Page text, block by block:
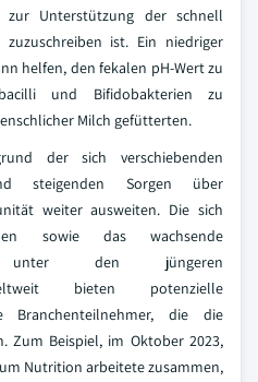
zur Unterstützung der schnell
ist. Ein niedriger
helfen, den fekalen pH-Wert zu
und Bifidobakterien zu
Milch gefütterten.
der sich verschiebenden
steigenden Sorgen über
weiter ausweiten. Die sich
sowie das wachsende
unter den jüngeren
bieten potenzielle
Branchenteilnehmer, die die
Zum Beispiel, im Oktober 2023,
Nutrition arbeitete zusammen,